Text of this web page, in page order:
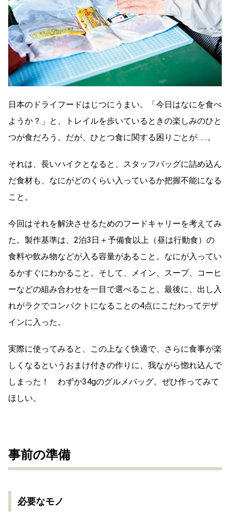
日本のドライフードはじつにうまい。「今日はなにを食べ
ようか？」と、トレイルを歩いているときの楽しみのひと
つが食だろう。だが、ひとつ食に関する困りごとが……。
それは、長いハイクとなると、スタッフバッグに詰め込ん
だ食材も、なにがどのくらい入っているか把握不能になる
こと。
今回はそれを解決させるためのフードキャリーを考えてみ
た。製作基準は、2泊3日＋予備食以上（昼は行動食）の
食料や飲み物などが入る容量があること。なにが入ってい
るかすぐにわかること。そして、メイン、スープ、コーヒ
ーなどの組み合わせを一目で選べること。最後に、出し入
れがラクでコンパクトになることの4点にこだわってデザ
インに入った。
実際に使ってみると、この上なく快適で、さらに食事が楽
しくなるというおまけ付きの作りに、我ながら惚れ込んで
しまった！ わずか34gのグルメバッグ。ぜひ作ってみて
ほしい。
事前の準備
必要なモノ